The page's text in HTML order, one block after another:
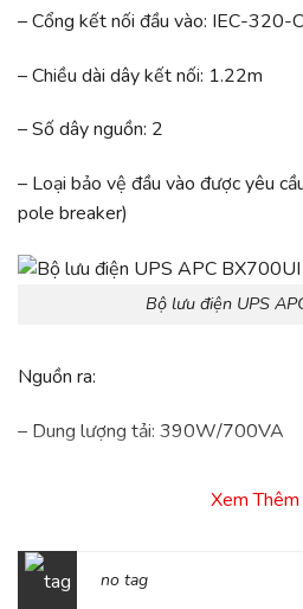
– Cổng kết nối đầu vào: IEC-
– Chiều dài dây kết nối: 1.22m
– Số dây nguồn: 2
– Loại bảo vệ đầu vào được yêu
pole breaker)
Bộ lưu điện UPS
Nguồn ra:
– Dung lượng tải: 390W/700VA
– Công suất cấu hình cực đại:
– Tần số ngõ ra: 50Hz/60Hz+/-1%
Xem Thêm
no tag